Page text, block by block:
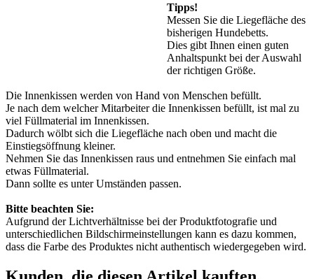
Tipps!
Messen Sie die Liegefläche des
bisherigen Hundebetts.
Dies gibt Ihnen einen guten
Anhaltspunkt bei der Auswahl
der richtigen Größe.
Die Innenkissen werden von Hand von Menschen befüllt.
Je nach dem welcher Mitarbeiter die Innenkissen befüllt, ist mal zu
viel Füllmaterial im Innenkissen.
Dadurch wölbt sich die Liegefläche nach oben und macht die
Einstiegsöffnung kleiner.
Nehmen Sie das Innenkissen raus und entnehmen Sie einfach mal
etwas Füllmaterial.
Dann sollte es unter Umständen passen.
Bitte beachten Sie:
Aufgrund der Lichtverhältnisse bei der Produktfotografie und
unterschiedlichen Bildschirmeinstellungen kann es dazu kommen,
dass die Farbe des Produktes nicht authentisch wiedergegeben wird.